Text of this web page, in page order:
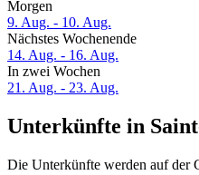
Morgen
9. Aug. - 10. Aug.
Nächstes Wochenende
14. Aug. - 16. Aug.
In zwei Wochen
21. Aug. - 23. Aug.
Unterkünfte in
Die Unterkünfte werden auf der